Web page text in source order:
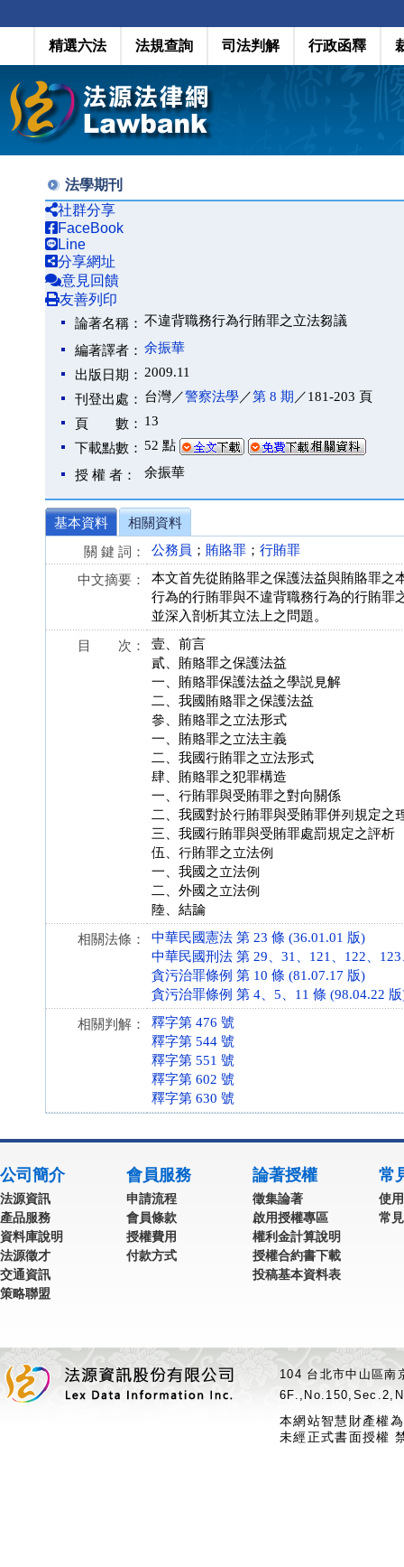
精選六法 法規查詢 司法判解 行政函釋
法學期刊
社群分享
FaceBook
Line
分享網址
意見回饋
友善列印
論著名稱： 不違背職務行為行賄罪之立法芻議
編著譯者： 余振華
出版日期： 2009.11
刊登出處： 台灣／警察法學／第 8 期 ／181-203 頁
頁 數： 13
下載點數： 52 點
授 權 者： 余振華
基本資料
相關資料
關 鍵 詞：
公務員 ； 賄賂罪 ； 行賄罪
中文摘要：
本文首先從賄賂罪之保護法益與賄賂罪之
行為的行賄罪與不違背職務行為的行賄罪
並深入剖析其立法上之問題。
目 次：
壹、前言
貳、賄賂罪之保護法益
一、賄賂罪保護法益之學説見解
二、我國賄賂罪之保護法益
參、賄賂罪之立法形式
一、賄賂罪之立法主義
二、我國行賄罪之立法形式
肆、賄賂罪之犯罪構造
一、行賄罪與受賄罪之對向關係
二、我國對於行賄罪與受賄罪併列規定之
三、我國行賄罪與受賄罪處罰規定之評析
伍、行賄罪之立法例
一、我國之立法例
二、外國之立法例
陸、結論
相關法條：
中華民國憲法 第 23 條 (36.01.01 版)
中華民國刑法 第 29、31、121、122、
貪污治罪條例 第 10 條 (81.07.17 版)
貪污治罪條例 第 4、5、11 條 (98.04.22
相關判解：
釋字第 476 號
釋字第 544 號
釋字第 551 號
釋字第 602 號
釋字第 630 號
公司簡介
法源資訊
產品服務
資料庫說明
法源徵才
交通資訊
策略聯盟
會員服務
申請流程
會員條款
授權費用
付款方式
論著授權
徵集論著
啟用授權專區
權利金計算說明
授權合約書下載
投稿基本資料表
常
使
常
104 台北市中山區
本網站智慧財產權
未經正式書面授權